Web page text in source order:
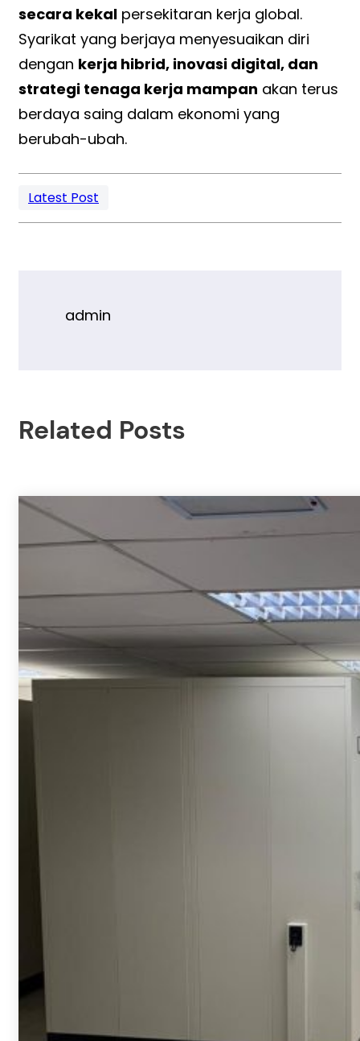
secara kekal persekitaran kerja global.
Syarikat yang berjaya menyesuaikan diri
dengan kerja hibrid, inovasi digital, dan
strategi tenaga kerja mampan akan terus
berdaya saing dalam ekonomi yang
berubah-ubah.
Latest Post
admin
Related Posts